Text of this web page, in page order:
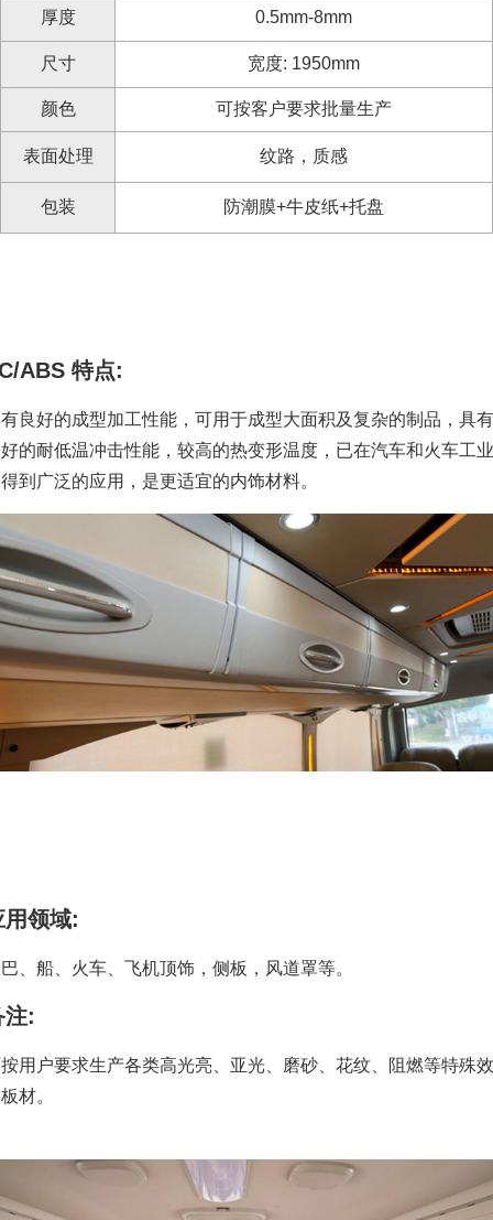
厚度 0.5mm-8mm
尺寸 宽度: 1950mm
颜色 可按客户要求批量生产
表面处理 纹路，质感
包装 防潮膜+牛皮纸+托盘
ABS 特点:
良好的成型加工性能，可用于成型大面积及复杂的制品，具有
的耐低温冲击性能，较高的热变形温度，已在汽车和火车工业
到广泛的应用，是更适宜的内饰材料。
用领域:
、船、火车、飞机顶饰，侧板，风道罩等。
注:
用户要求生产各类高光亮、亚光、磨砂、花纹、阻燃等特殊效
材。